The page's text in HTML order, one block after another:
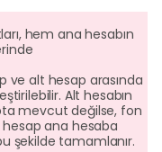
hem ana hesabın
ve alt hesap arasında
Alt hesabın
mevcut değilse, fon
hesap ana hesaba
şekilde tamamlanır.